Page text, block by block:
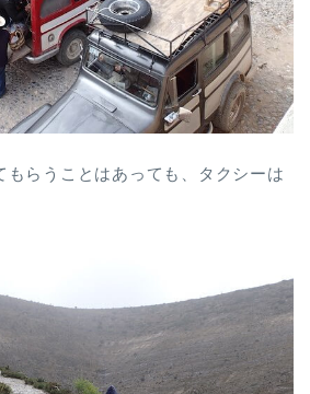
もらうことはあっても、タクシーは